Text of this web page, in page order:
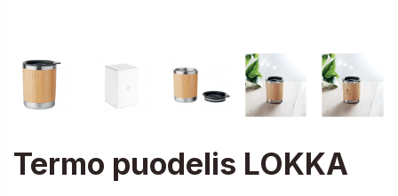
Termo puodelis LOKKA